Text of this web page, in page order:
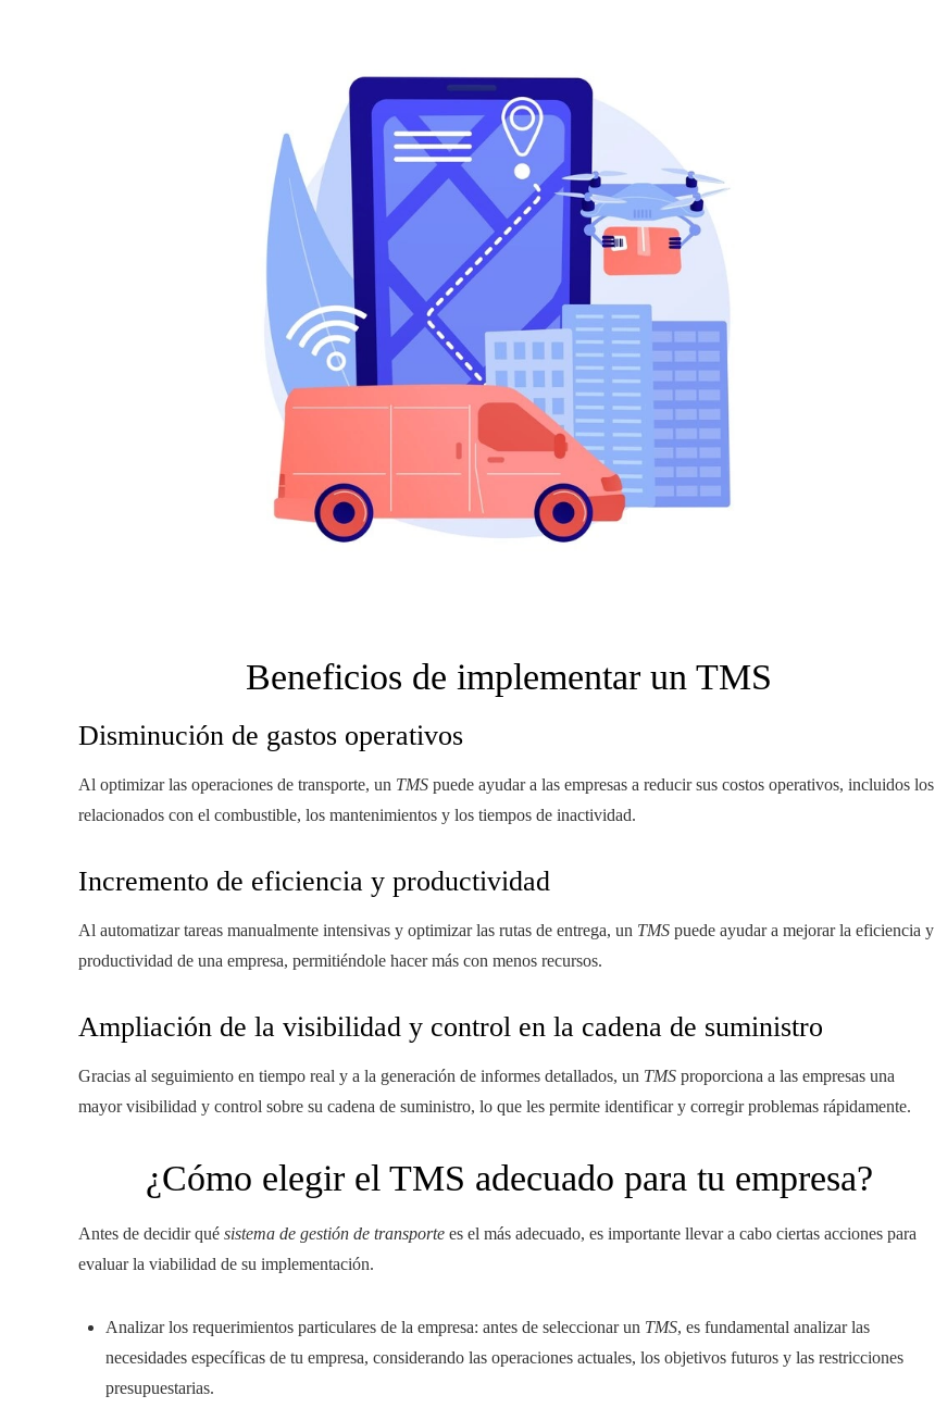
Beneficios de implementar un TMS
Disminución de gastos operativos
Al optimizar las operaciones de transporte, un TMS puede ayudar a las empresas a reducir sus costos operativos, incluidos los
relacionados con el combustible, los mantenimientos y los tiempos de inactividad.
Incremento de eficiencia y productividad
Al automatizar tareas manualmente intensivas y optimizar las rutas de entrega, un TMS puede ayudar a mejorar la eficiencia y
productividad de una empresa, permitiéndole hacer más con menos recursos.
Ampliación de la visibilidad y control en la cadena de suministro
Gracias al seguimiento en tiempo real y a la generación de informes detallados, un TMS proporciona a las empresas una
mayor visibilidad y control sobre su cadena de suministro, lo que les permite identificar y corregir problemas rápidamente.
¿Cómo elegir el TMS adecuado para tu empresa?
Antes de decidir qué sistema de gestión de transporte es el más adecuado, es importante llevar a cabo ciertas acciones para
evaluar la viabilidad de su implementación.
Analizar los requerimientos particulares de la empresa: antes de seleccionar un TMS, es fundamental analizar las
necesidades específicas de tu empresa, considerando las operaciones actuales, los objetivos futuros y las restricciones
presupuestarias.